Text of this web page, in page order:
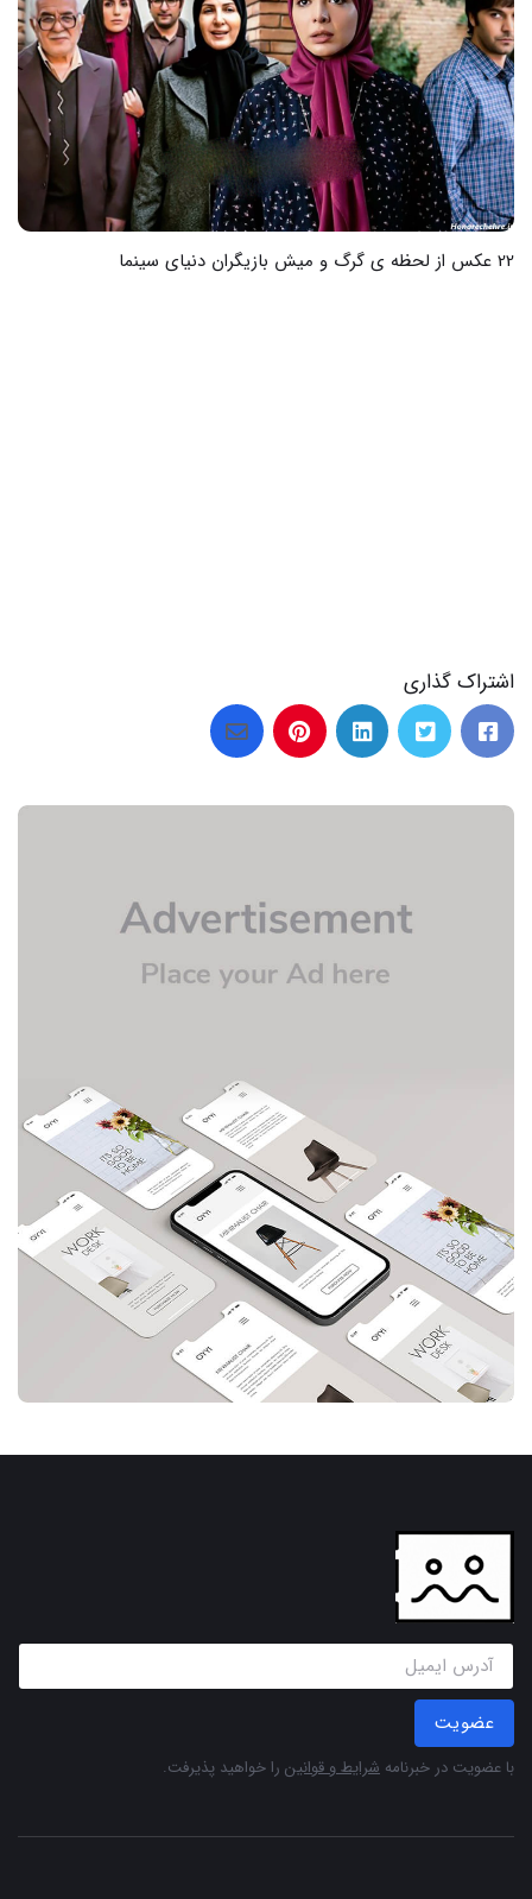
22 عکس از لحظه ی گرگ و میش بازیگران دنیای سینما
اشتراک گذاری
عضویت
با عضویت در خبرنامه شرایط و قوانین را خواهید پذیرفت.